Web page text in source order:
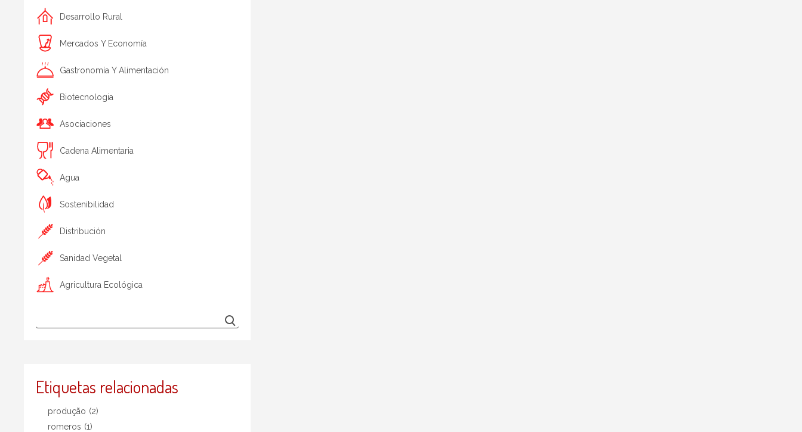
Desarrollo Rural
Mercados Y Economía
Gastronomía Y Alimentación
Biotecnologia
Asociaciones
Cadena Alimentaria
Agua
Sostenibilidad
Distribución
Sanidad Vegetal
Agricultura Ecológica
Etiquetas relacionadas
produção (2)
romeros (1)